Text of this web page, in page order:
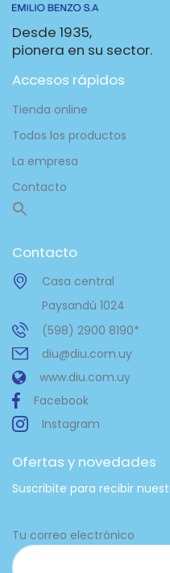
Desde 1935,
pionera en su sector.
Accesos rápidos
Tienda online
Todos los productos
La empresa
Contacto
Contacto
Casa central
Paysandú 1024
(598) 2900 8190*
diu@diu.com.uy
www.diu.com.uy
Facebook
Instagram
Ofertas y novedades
Suscribite para recibir
Tu correo electrónico